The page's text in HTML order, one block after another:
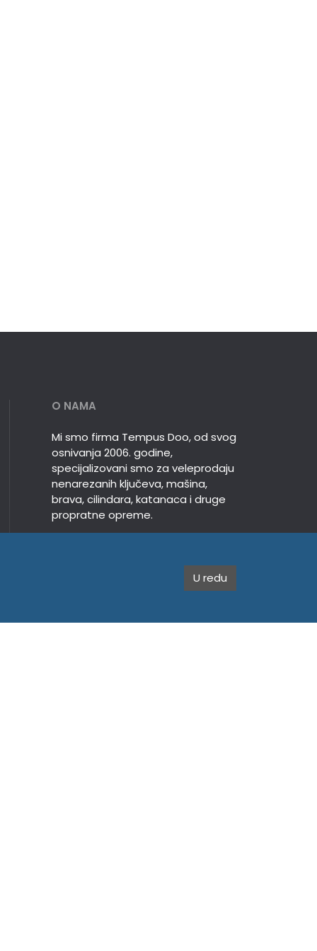
O NAMA
Mi smo firma Tempus Doo, od svog
osnivanja 2006. godine,
specijalizovani smo za veleprodaju
nenarezanih ključeva, mašina,
brava, cilindara, katanaca i druge
propratne opreme.
U redu